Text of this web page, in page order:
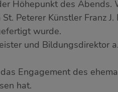
Höhepunkt des
Peterer Künstler Franz
wurde.
und Bildungsdirektor
Engagement des
hat.